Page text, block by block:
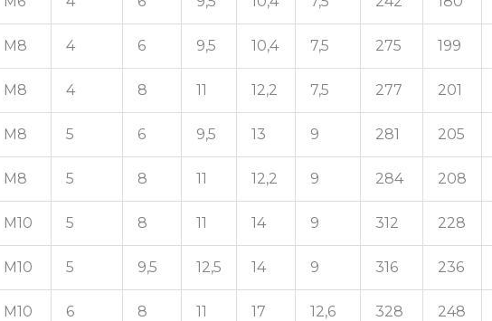
M8 4 6 9,5 10,4 7,5 275 199
M8 4 8 11 12,2 7,5 277 201
M8 5 6 9,5 13 9 281 205
M8 5 8 11 12,2 9 284 208
M10 5 8 11 14 9 312 228
M10 5 9,5 12,5 14 9 316 236
M10 6 8 11 17 12,6 328 248